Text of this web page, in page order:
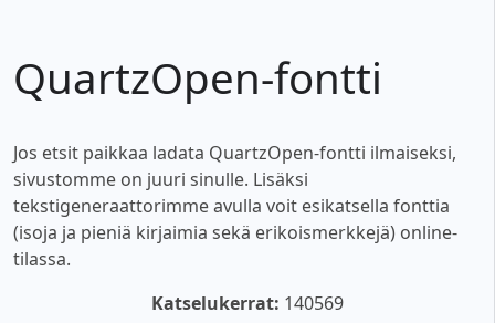
QuartzOpen-fontti
Jos etsit paikkaa ladata QuartzOpen-fontti ilmaiseksi,
sivustomme on juuri sinulle. Lisäksi
tekstigeneraattorimme avulla voit esikatsella fonttia
(isoja ja pieniä kirjaimia sekä erikoismerkkejä) online-
tilassa.
Katselukerrat: 140569